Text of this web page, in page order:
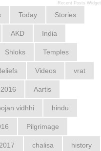
Recent Posts Widget
Today Stories
AKD India
Shloks Temples
Videos vrat
Aartis
vidhhi hindu
Pilgrimage
chalisa history